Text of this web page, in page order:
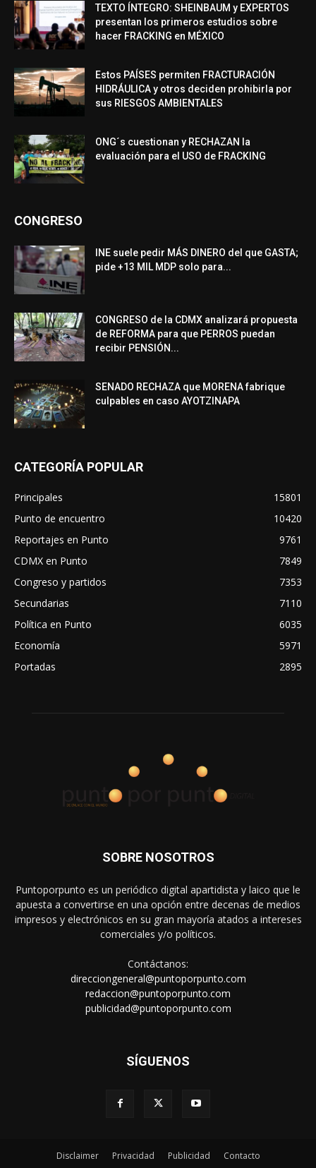
TEXTO ÍNTEGRO: SHEINBAUM y EXPERTOS
presentan los primeros estudios sobre
hacer FRACKING en MÉXICO
Estos PAÍSES permiten FRACTURACIÓN
HIDRÁULICA y otros deciden prohibirla por
sus RIESGOS AMBIENTALES
ONG´s cuestionan y RECHAZAN la
evaluación para el USO de FRACKING
CONGRESO
INE suele pedir MÁS DINERO del que GASTA;
pide +13 MIL MDP solo para...
CONGRESO de la CDMX analizará propuesta
de REFORMA para que PERROS puedan
recibir PENSIÓN...
SENADO RECHAZA que MORENA fabrique
culpables en caso AYOTZINAPA
CATEGORÍA POPULAR
Principales
15801
Punto de encuentro
10420
Reportajes en Punto
9761
CDMX en Punto
7849
Congreso y partidos
7353
Secundarias
7110
Política en Punto
6035
Economía
5971
Portadas
2895
SOBRE NOSOTROS
Puntoporpunto es un periódico digital apartidista y laico que le
apuesta a convertirse en una opción entre decenas de medios
impresos y electrónicos en su gran mayoría atados a intereses
comerciales y/o políticos.
Contáctanos:
direcciongeneral@puntoporpunto.com
redaccion@puntoporpunto.com
publicidad@puntoporpunto.com
SÍGUENOS
Disclaimer Privacidad Publicidad Contacto